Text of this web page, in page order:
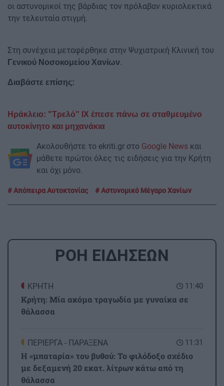
οι αστυνομικοί της βάρδιας τον πρόλαβαν κυριολεκτικά
την τελευταία στιγμή.
Στη συνέχεια μεταφέρθηκε στην Ψυχιατρική Κλινική του
Γενικού Νοσοκομείου Χανίων.
Διαβάστε επίσης:
Ηράκλειο: "Τρελό" ΙΧ έπεσε πάνω σε σταθμευμένο
αυτοκίνητο και μηχανάκια
Ακολουθήστε το ekriti.gr στο Google News και
μάθετε πρώτοι όλες τις ειδήσεις για την Κρήτη
και όχι μόνο.
Απόπειρα Αυτοκτονίας Αστυνομικό Μέγαρο Χανίων
ΡΟΗ ΕΙΔΗΣΕΩΝ
11:40
ΚΡΗΤΗ
Κρήτη: Μία ακόμα τραγωδία με γυναίκα σε
θάλασσα
11:31
ΠΕΡΙΕΡΓΑ - ΠΑΡΑΞΕΝΑ
Η «μπαταρία» του βυθού: Το φιλόδοξο σχέδιο
με δεξαμενή 20 εκατ. λίτρων κάτω από τη
θάλασσα